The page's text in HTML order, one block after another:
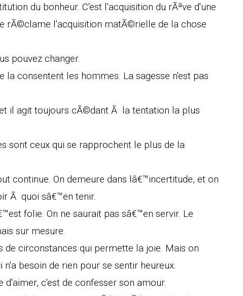
du bonheur. C'est l'acquisition du rÃªve d'une
rÃ©clame l'acquisition matÃ©rielle de la chose
pouvez changer.
la consentent les hommes. La sagesse n'est pas
il agit toujours cÃ©dant Ã la tentation la plus
sont ceux qui se rapprochent le plus de la
continue. On demeure dans lâ€™incertitude, et on
Ã quoi sâ€™en tenir.
folie. On ne saurait pas sâ€™en servir. Le
sur mesure.
de circonstances qui permette la joie. Mais on
besoin de rien pour se sentir heureux.
d'aimer, c'est de confesser son amour.